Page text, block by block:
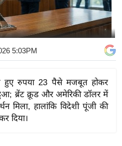
5:03PM
हुए रुपया 23 पैसे मजबूत होकर
ब्रेंट क्रूड और अमेरिकी डॉलर में
मिला, हालांकि विदेशी पूंजी की
दिया।